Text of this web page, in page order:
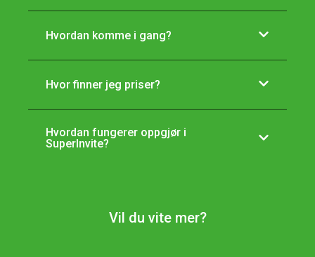
Vil du vite mer?
Hvordan komme i gang?
Hvor finner jeg priser?
Hvordan fungerer oppgjør i
SuperInvite?